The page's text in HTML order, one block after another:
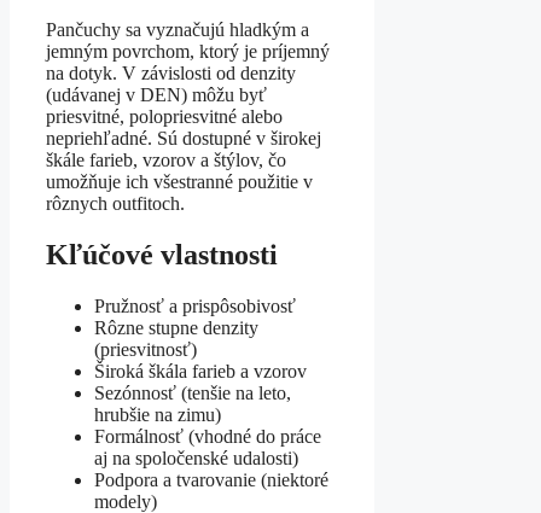
Pančuchy sa vyznačujú hladkým a
jemným povrchom, ktorý je príjemný
na dotyk. V závislosti od denzity
(udávanej v DEN) môžu byť
priesvitné, polopriesvitné alebo
nepriehľadné. Sú dostupné v širokej
škále farieb, vzorov a štýlov, čo
umožňuje ich všestranné použitie v
rôznych outfitoch.
Kľúčové vlastnosti
Pružnosť a prispôsobivosť
Rôzne stupne denzity
(priesvitnosť)
Široká škála farieb a vzorov
Sezónnosť (tenšie na leto,
hrubšie na zimu)
Formálnosť (vhodné do práce
aj na spoločenské udalosti)
Podpora a tvarovanie (niektoré
modely)